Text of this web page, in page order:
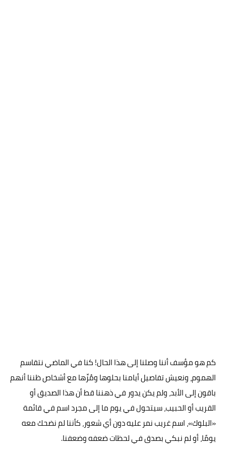
كم هو مؤسف أننا وصلنا إلى هذا الحال! كنا في الماضي نتقاسم
الهموم، ونعيش تفاصيل أيامنا بحلوها ومُرِّها مع أشخاص ظننا أنهم
باقون إلى الأبد، ولم يكن يدور في ذهننا قط أن هذا الصديق أو
القريب أو الحبيب، سيتحول في يوم ما إلى مجرد اسم في قائمة
«البلوك»، اسم غريب نمر عليه دون أي شعور، كأننا لم نضحك معه
يومًا، أو لم نبكي بصدق في لحظات ضعفه وضعفنا.